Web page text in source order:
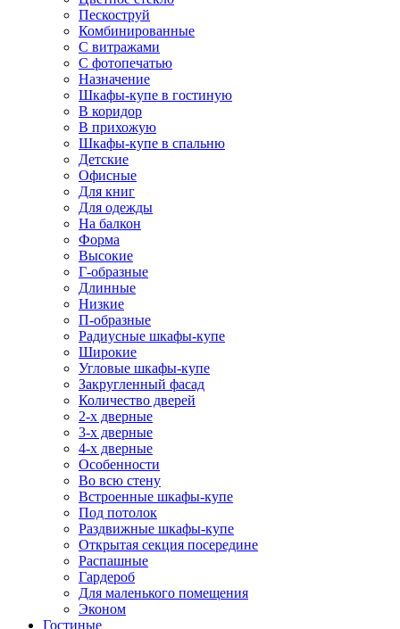
Пескоструй
Комбинированные
С витражами
С фотопечатью
Назначение
Шкафы-купе в гостиную
В коридор
В прихожую
Шкафы-купе в спальню
Детские
Офисные
Для книг
Для одежды
На балкон
Форма
Высокие
Г-образные
Длинные
Низкие
П-образные
Радиусные шкафы-купе
Широкие
Угловые шкафы-купе
Закругленный фасад
Количество дверей
2-х дверные
3-х дверные
4-х дверные
Особенности
Во всю стену
Встроенные шкафы-купе
Под потолок
Раздвижные шкафы-купе
Открытая секция посередине
Распашные
Гардероб
Для маленького помещения
Эконом
Гостиные